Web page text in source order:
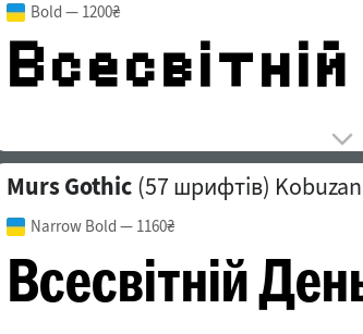
Bold — 1200₴
Murs Gothic (57 шрифтів) Kobuzan
Narrow Bold — 1160₴